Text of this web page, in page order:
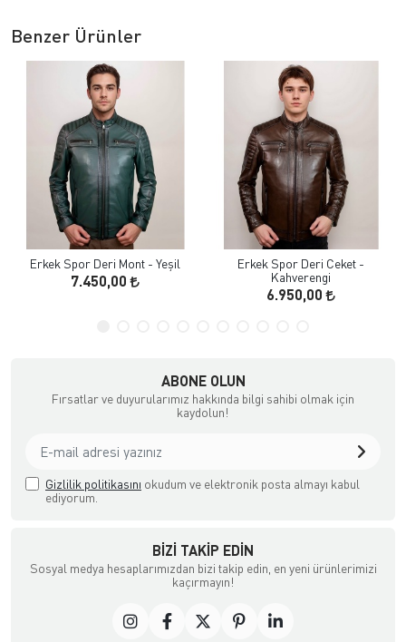
Benzer Ürünler
Erkek Spor Deri Mont - Yeşil
7.450,00
Erkek Spor Deri Ceket -
Kahverengi
6.950,00
ABONE OLUN
Fırsatlar ve duyurularımız hakkında bilgi sahibi olmak için
kaydolun!
Gizlilik politikasını okudum ve elektronik posta almayı kabul
ediyorum.
BIZI TAKIP EDIN
Sosyal medya hesaplarımızdan bizi takip edin, en yeni ürünlerimizi
kaçırmayın!